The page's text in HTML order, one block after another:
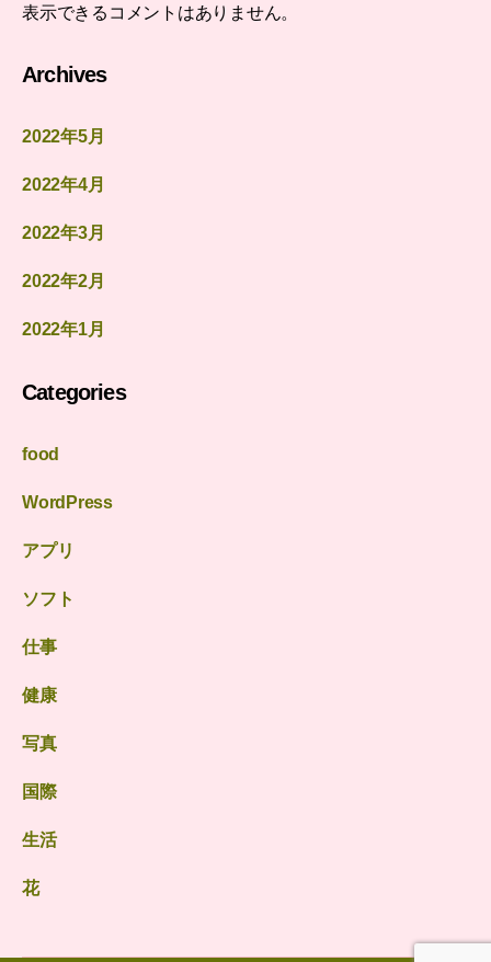
表示できるコメントはありません。
Archives
2022年5月
2022年4月
2022年3月
2022年2月
2022年1月
Categories
food
WordPress
アプリ
ソフト
仕事
健康
写真
国際
生活
花